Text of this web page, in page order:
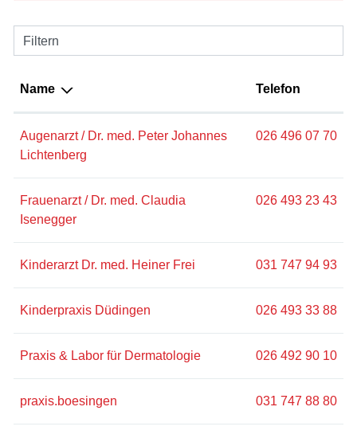
Filtern
Name Telefon
Augenarzt / Dr. med. Peter Johannes
Lichtenberg
026 496 07 70
Frauenarzt / Dr. med. Claudia
Isenegger
026 493 23 43
Kinderarzt Dr. med. Heiner Frei 031 747 94 93
Kinderpraxis Düdingen 026 493 33 88
Praxis & Labor für Dermatologie 026 492 90 10
praxis.boesingen 031 747 88 80